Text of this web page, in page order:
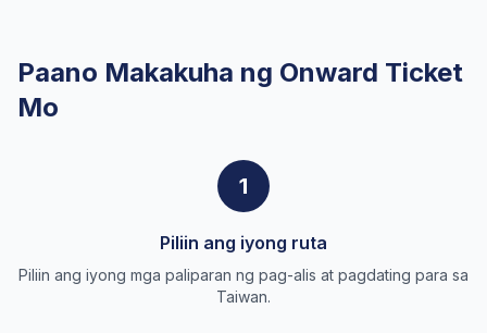
Paano Makakuha ng Onward Ticket
Mo
1
Piliin ang iyong ruta
Piliin ang iyong mga paliparan ng pag-alis at pagdating para sa
Taiwan.